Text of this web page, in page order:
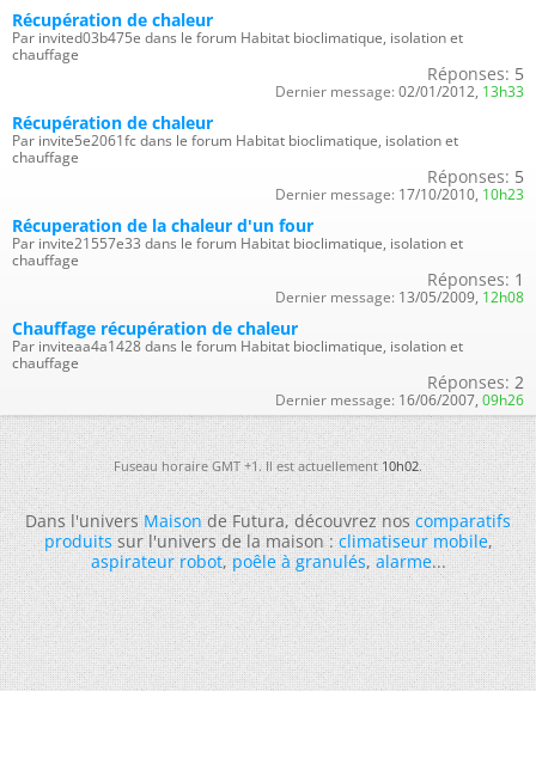
Récupération de chaleur
Par invited03b475e dans le forum Habitat bioclimatique, isolation et
chauffage
Réponses: 5
Dernier message: 02/01/2012, 13h33
Récupération de chaleur
Par invite5e2061fc dans le forum Habitat bioclimatique, isolation et
chauffage
Réponses: 5
Dernier message: 17/10/2010, 10h23
Récuperation de la chaleur d'un four
Par invite21557e33 dans le forum Habitat bioclimatique, isolation et
chauffage
Réponses: 1
Dernier message: 13/05/2009, 12h08
Chauffage récupération de chaleur
Par inviteaa4a1428 dans le forum Habitat bioclimatique, isolation et
chauffage
Réponses: 2
Dernier message: 16/06/2007, 09h26
Fuseau horaire GMT +1. Il est actuellement10h02.
Dans l'universMaisonde Futura, découvrez noscomparatifs
produitssur l'univers de la maison :climatiseur mobile,
aspirateur robot,poêle à granulés,alarme...